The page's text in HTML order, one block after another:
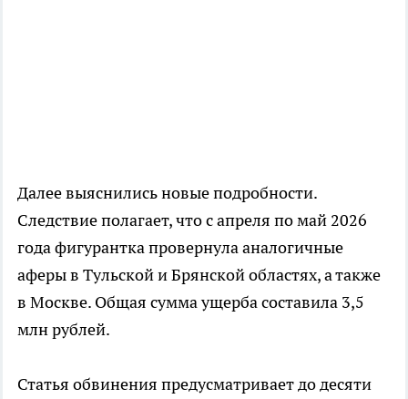
Далее выяснились новые подробности.
Следствие полагает, что с апреля по май 2026
года фигурантка провернула аналогичные
аферы в Тульской и Брянской областях, а также
в Москве. Общая сумма ущерба составила 3,5
млн рублей.
Статья обвинения предусматривает до десяти